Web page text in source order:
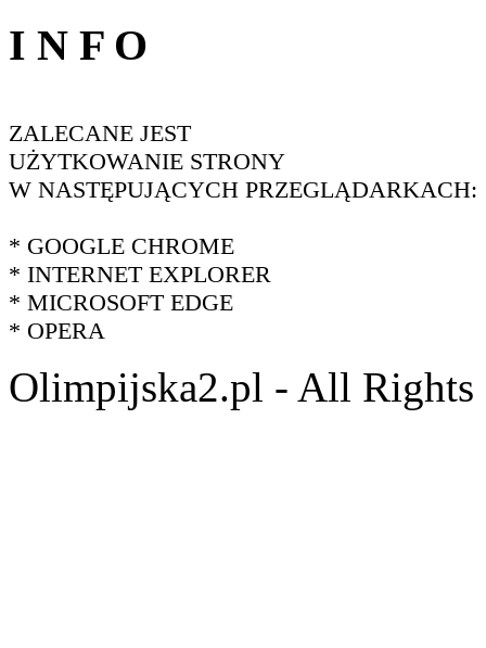
I N F O
ZALECANE JEST
UŻYTKOWANIE STRONY
W NASTĘPUJĄCYCH PRZEGLĄDARKACH:
* GOOGLE CHROME
* INTERNET EXPLORER
* MICROSOFT EDGE
* OPERA
Olimpijska2.pl - All Rights